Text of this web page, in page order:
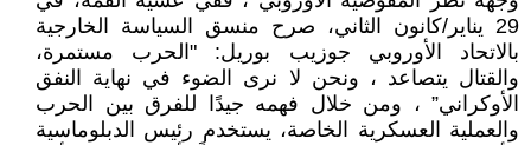
29 يناير/كانون الثاني، صرح منسق السياسة الخارجية
بالاتحاد الأوروبي جوزيب بوريل: "الحرب مستمرة،
والقتال يتصاعد ، ونحن لا نرى الضوء في نهاية النفق
الأوكراني” ، ومن خلال فهمه جيدًا للفرق بين الحرب
والعملية العسكرية الخاصة، يستخدم رئيس الدبلوماسية